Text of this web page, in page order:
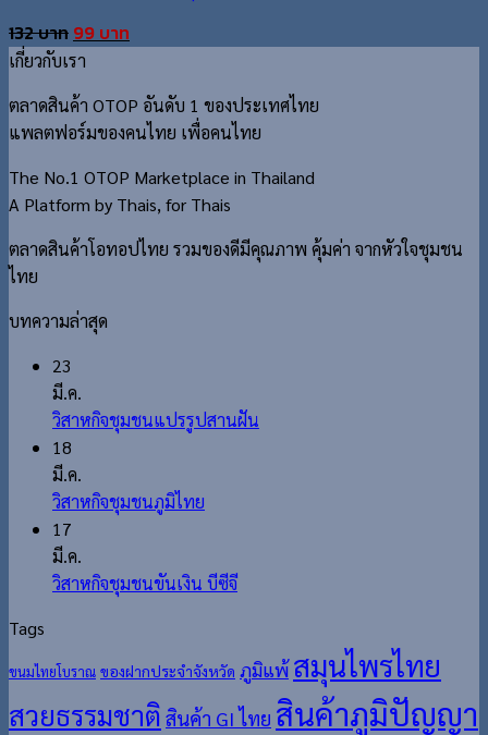
132บาท Original
price
132 บาท.
99 บาท
99 บาท.
เกี่ยวกับเรา
ตลาดสินค้า OTOP อันดับ 1 ของประเทศไทย
แพลตฟอร์มของคนไทย เพื่อคนไทย
The No.1 OTOP Marketplace in Thailand
A Platform by Thais, for Thais
ตลาดสินค้าโอทอปไทย รวมของดีมีคุณภาพ คุ้มค่า จากหัวใจชุมชน
ไทย
บทความล่าสุด
23
มี.ค.
วิสาหกิจชุมชนแปรรูปสานฝัน
18
มี.ค.
วิสาหกิจชุมชนภูมิไทย
17
มี.ค.
วิสาหกิจชุมชนขันเงิน บีซีจี
Tags
ขนมไทยโบราณ ของฝากประจำจังหวัด ภูมิแพ้ สมุนไพรไทย
สวยธรรมชาติ สินค้า GI ไทย สินค้าภูมิปัญญา